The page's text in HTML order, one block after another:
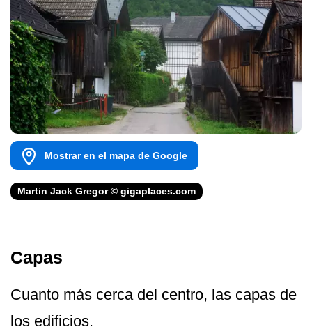
Mostrar en el mapa de Google
Martin Jack Gregor © gigaplaces.com
Capas
Cuanto más cerca del centro, las capas de
los edificios.